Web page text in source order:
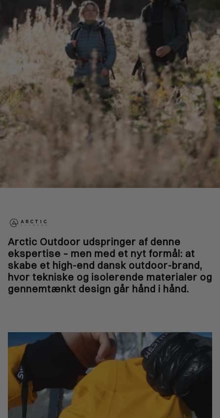
Arctic Outdoor udspringer af denne
ekspertise – men med et nyt formål: at
skabe et high-end dansk outdoor-brand,
hvor tekniske og isolerende materialer og
gennemtænkt design går hånd i hånd.